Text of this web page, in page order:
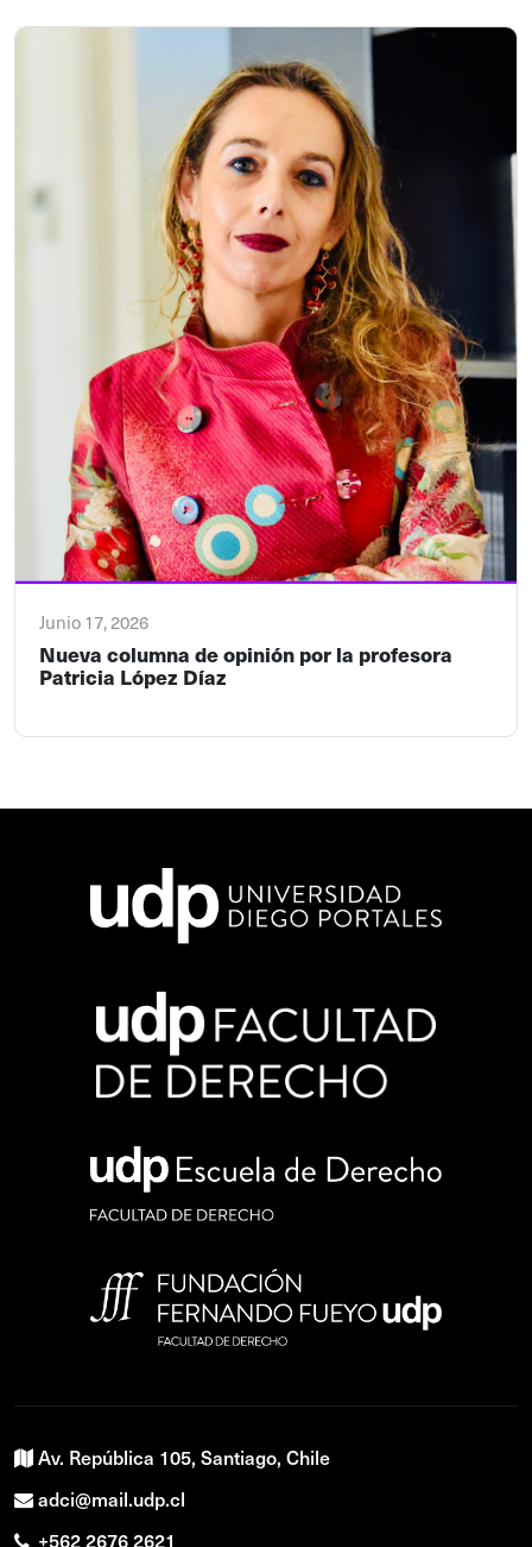
Junio 17, 2026
Nueva columna de opinión por la profesora
Patricia López Díaz
Av. República 105, Santiago, Chile
adci@mail.udp.cl
+562 2676 2621